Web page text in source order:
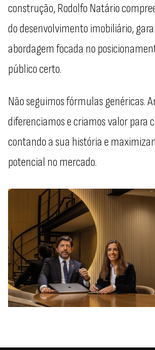
construção, Rodolfo Natário
do desenvolvimento imobiliário,
abordagem focada no
público certo.
Não seguimos fórmulas genéricas.
diferenciamos e criamos valor para
contando a sua história e
potencial no mercado.